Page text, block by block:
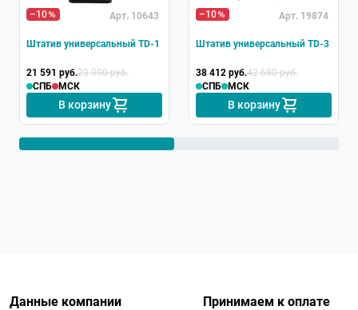
–10 Арт. 10643
Штатив универсальный TD-1
21 591 руб.23 990 руб.
СПБ
МСК
В корзину
–10 Арт. 19874
Штатив универсальный TD-3
38 412 руб.42 680 руб.
СПБ
МСК
В корзину
Данные компании Принимаем к оплате